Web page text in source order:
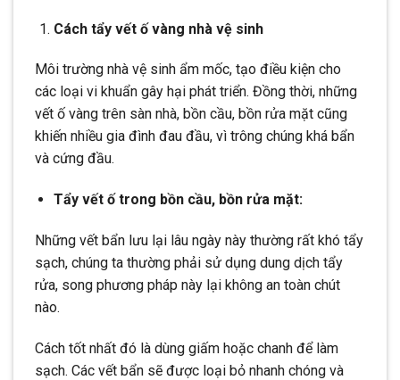
Cách tẩy vết ố vàng nhà vệ sinh
Môi trường nhà vệ sinh ẩm mốc, tạo điều kiện cho
các loại vi khuẩn gây hại phát triển. Đồng thời, những
vết ố vàng trên sàn nhà, bồn cầu, bồn rửa mặt cũng
khiến nhiều gia đình đau đầu, vì trông chúng khá bẩn
và cứng đầu.
Tẩy vết ố trong bồn cầu, bồn rửa mặt:
Những vết bẩn lưu lại lâu ngày này thường rất khó tẩy
sạch, chúng ta thường phải sử dụng dung dịch tẩy
rửa, song phương pháp này lại không an toàn chút
nào.
Cách tốt nhất đó là dùng giấm hoặc chanh để làm
sạch. Các vết bẩn sẽ được loại bỏ nhanh chóng và